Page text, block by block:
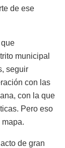
de ese
municipal
seguir
con las
con la que
Pero eso
de gran